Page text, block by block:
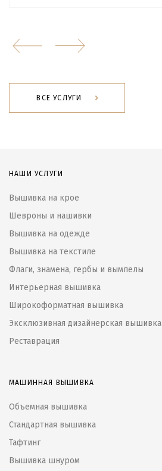
ВСЕ УСЛУГИ
НАШИ УСЛУГИ
Вышивка на крое
Шевроны и нашивки
Вышивка на одежде
Вышивка на текстиле
Флаги, знамена, гербы и вымпелы
Интерьерная вышивка
Широкоформатная вышивка
Эксклюзивная дизайнерская вышивка
Реставрация
МАШИННАЯ ВЫШИВКА
Объемная вышивка
Стандартная вышивка
Тафтинг
Вышивка шнуром